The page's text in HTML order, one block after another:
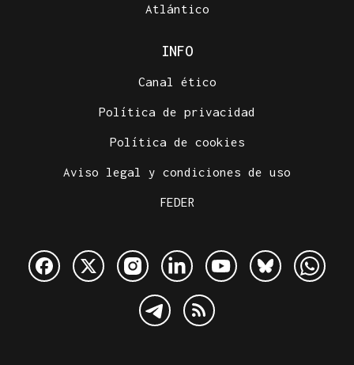
Atlántico
INFO
Canal ético
Política de privacidad
Política de cookies
Aviso legal y condiciones de uso
FEDER